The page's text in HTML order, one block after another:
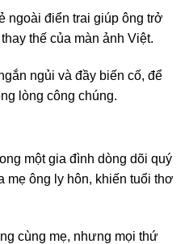
ngoài điển trai giúp ông trở
thế của màn ảnh Việt.
ngủi và đầy biến cố, để
lòng công chúng.
một gia đình dòng dõi quý
mẹ ông ly hôn, khiến tuổi thơ
cùng mẹ, nhưng mọi thứ